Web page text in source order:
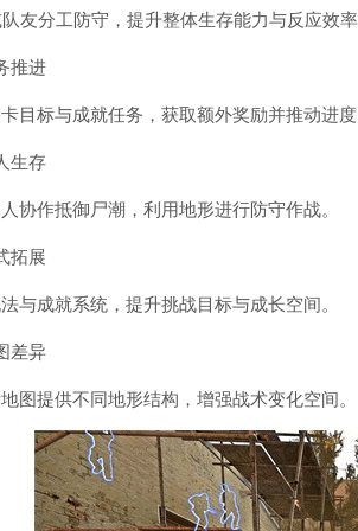
友分工防守，提升整体生存能力与反应效
推进
目标与成就任务，获取额外奖励并推动进
生存
协作抵御尸潮，利用地形进行防守作战。
拓展
与成就系统，提升挑战目标与成长空间。
差异
图提供不同地形结构，增强战术变化空间。